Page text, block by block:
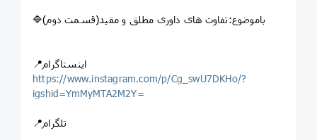
🔷باموضوع:تفاوت های داوری مطلق و مقید(قسمت دوم)
📍اینستاگرام
https://www.instagram.com/p/Cg_swU7DKHo/?
igshid=YmMyMTA2M2Y=
📍تلگرام